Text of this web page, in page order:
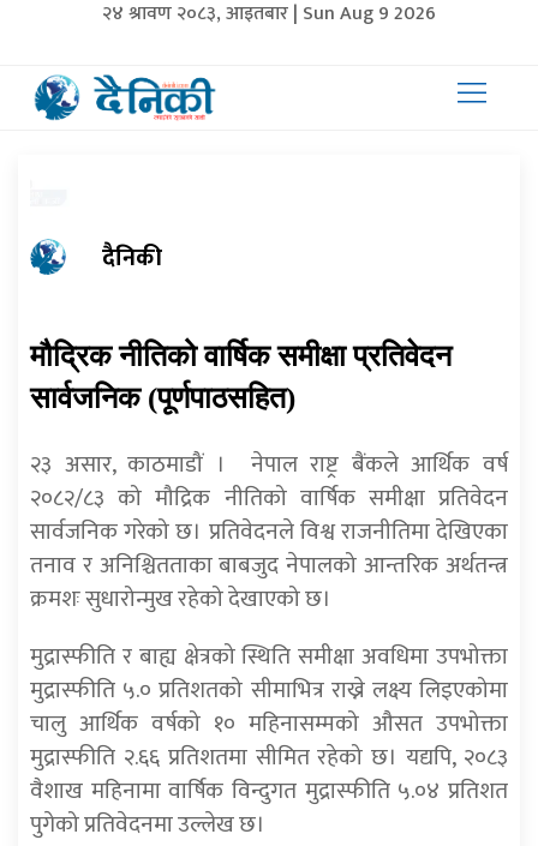
२४ श्रावण २०८३, आइतबार | Sun Aug 9 2026
दैनिकी
मौद्रिक नीतिको वार्षिक समीक्षा प्रतिवेदन
सार्वजनिक (पूर्णपाठसहित)
२३ असार, काठमाडौं । नेपाल राष्ट्र बैंकले आर्थिक वर्ष
२०८२/८३ को मौद्रिक नीतिको वार्षिक समीक्षा प्रतिवेदन
सार्वजनिक गरेको छ। प्रतिवेदनले विश्व राजनीतिमा देखिएका
तनाव र अनिश्चितताका बाबजुद नेपालको आन्तरिक अर्थतन्त्र
क्रमशः सुधारोन्मुख रहेको देखाएको छ।
मुद्रास्फीति र बाह्य क्षेत्रको स्थिति समीक्षा अवधिमा उपभोक्ता
मुद्रास्फीति ५.० प्रतिशतको सीमाभित्र राख्ने लक्ष्य लिइएकोमा
चालु आर्थिक वर्षको १० महिनासम्मको औसत उपभोक्ता
मुद्रास्फीति २.६६ प्रतिशतमा सीमित रहेको छ। यद्यपि, २०८३
वैशाख महिनामा वार्षिक विन्दुगत मुद्रास्फीति ५.०४ प्रतिशत
पुगेको प्रतिवेदनमा उल्लेख छ।